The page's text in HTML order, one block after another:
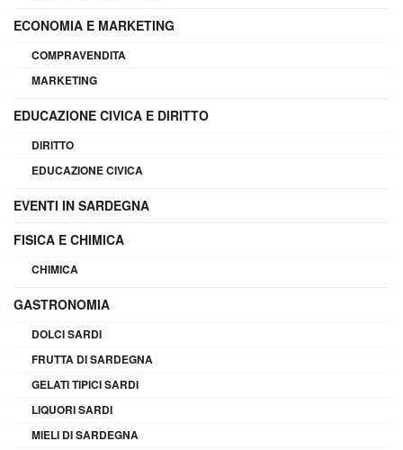
ECONOMIA E MARKETING
COMPRAVENDITA
MARKETING
EDUCAZIONE CIVICA E DIRITTO
DIRITTO
EDUCAZIONE CIVICA
EVENTI IN SARDEGNA
FISICA E CHIMICA
CHIMICA
GASTRONOMIA
DOLCI SARDI
FRUTTA DI SARDEGNA
GELATI TIPICI SARDI
LIQUORI SARDI
MIELI DI SARDEGNA